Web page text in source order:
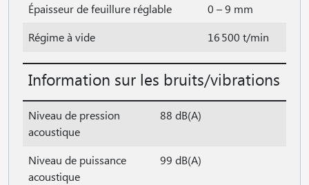
Épaisseur de feuillure réglable
0 – 9 mm
Régime à vide
16 500 t/min
Information sur les bruits/vibrations
Niveau de pression
acoustique
88 dB(A)
Niveau de puissance
acoustique
99 dB(A)